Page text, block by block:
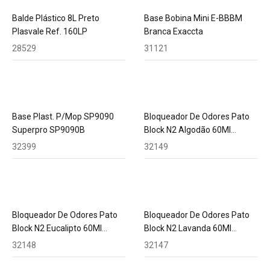
Balde Plástico 8L Preto
Plasvale Ref. 160LP
28529
Base Bobina Mini E-BBBM
Branca Exaccta
31121
Base Plast. P/Mop SP9090
Superpro SP9090B
32399
Bloqueador De Odores Pato
Block N2 Algodão 60Ml
Ref.388321 Johnson
32149
Bloqueador De Odores Pato
Block N2 Eucalipto 60Ml
Ref.388328 Johnson
32148
Bloqueador De Odores Pato
Block N2 Lavanda 60Ml
Ref.388326 Johnson
32147